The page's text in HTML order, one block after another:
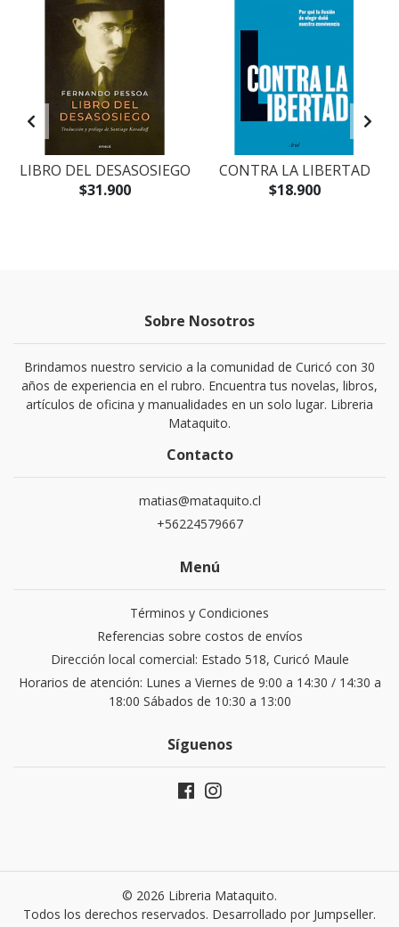
LIBRO DEL DESASOSIEGO
$31.900
CONTRA LA LIBERTAD
$18.900
Sobre Nosotros
Brindamos nuestro servicio a la comunidad de Curicó con 30
años de experiencia en el rubro. Encuentra tus novelas, libros,
artículos de oficina y manualidades en un solo lugar. Libreria
Mataquito.
Contacto
matias@mataquito.cl
+56224579667
Menú
Términos y Condiciones
Referencias sobre costos de envíos
Dirección local comercial: Estado 518, Curicó Maule
Horarios de atención: Lunes a Viernes de 9:00 a 14:30 / 14:30 a
18:00 Sábados de 10:30 a 13:00
Síguenos
© 2026 Libreria Mataquito.
Todos los derechos reservados. Desarrollado por Jumpseller.